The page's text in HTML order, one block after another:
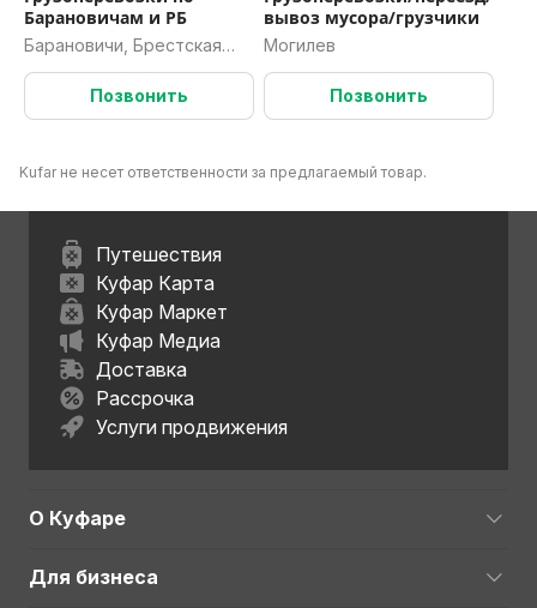
Барановичам и РБ
Барановичи, Брестская
область
Позвонить
вывоз мусора/грузчики
Могилев
Позвонить
Kufar не несет ответственности за предлагаемый товар.
Путешествия
Куфар Карта
Куфар Маркет
Куфар Медиа
Доставка
Рассрочка
Услуги продвижения
О Куфаре
Для бизнеса